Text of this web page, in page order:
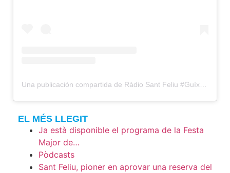
Una publicación compartida de Ràdio Sant Feliu #Guíxols (@santfeliuradio)
EL MÉS LLEGIT
Ja està disponible el programa de la Festa
Major de…
Pòdcasts
Sant Feliu, pioner en aprovar una reserva del